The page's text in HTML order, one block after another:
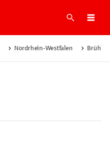
Suche
Nordrhein-Westfalen Brühl